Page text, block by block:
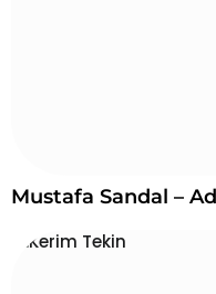
Mustafa Sandal –